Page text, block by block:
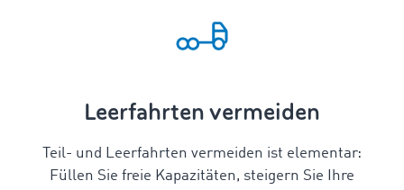
Leerfahrten vermeiden
Teil- und Leerfahrten vermeiden ist elementar:
Füllen Sie freie Kapazitäten, steigern Sie Ihre